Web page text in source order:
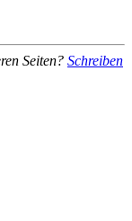
Seiten? Schreiben